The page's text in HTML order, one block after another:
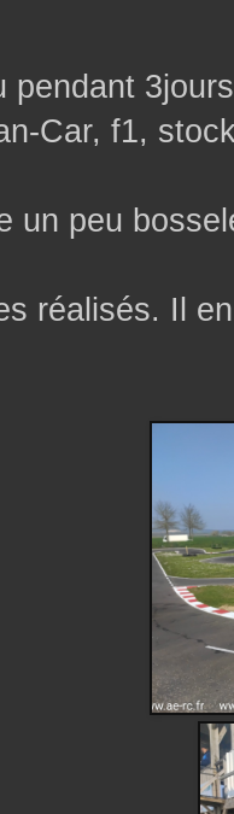
pendant 3jours
Car, f1,
un peu
réalisés. Il